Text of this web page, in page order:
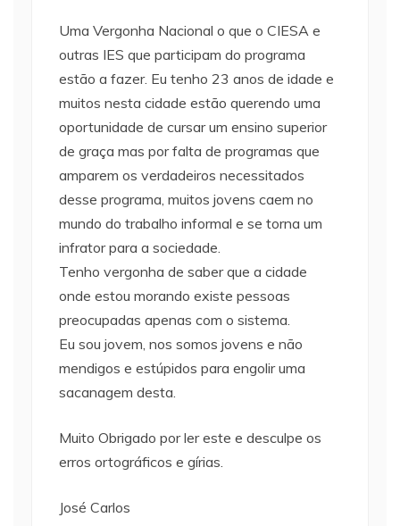
Uma Vergonha Nacional o que o CIESA e
outras IES que participam do programa
estão a fazer. Eu tenho 23 anos de idade e
muitos nesta cidade estão querendo uma
oportunidade de cursar um ensino superior
de graça mas por falta de programas que
amparem os verdadeiros necessitados
desse programa, muitos jovens caem no
mundo do trabalho informal e se torna um
infrator para a sociedade.
Tenho vergonha de saber que a cidade
onde estou morando existe pessoas
preocupadas apenas com o sistema.
Eu sou jovem, nos somos jovens e não
mendigos e estúpidos para engolir uma
sacanagem desta.
Muito Obrigado por ler este e desculpe os
erros ortográficos e gírias.
José Carlos